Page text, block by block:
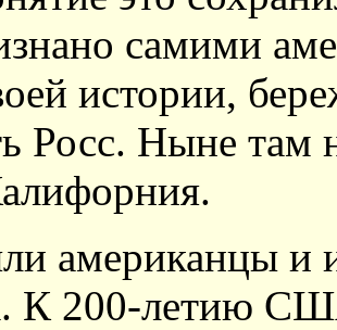
самими
истории,
Росс. Ныне там
американцы и
К 200-летию